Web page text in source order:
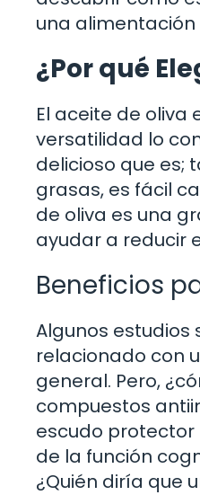
una
¿Por qué
El aceite de oliva
versatilidad lo
delicioso que es;
grasas, es fácil
de oliva es una
ayudar a reducir
Beneficios
Algunos
relacionado con
general. Pero,
compuestos
escudo protector
de la función
¿Quién diría que